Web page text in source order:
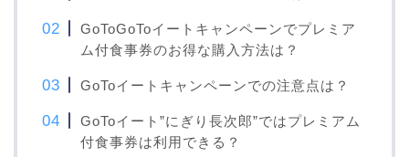
GoToGoToイートキャンペーンでプレミア
ム付食事券のお得な購入方法は？
GoToイートキャンペーンでの注意点は？
GoToイート”にぎり長次郎”ではプレミアム
付食事券は利用できる？